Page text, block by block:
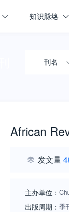
知识脉络
刊名
African
发文量
主办单位：
出版周期： 季